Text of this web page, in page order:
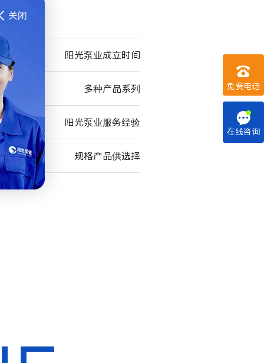
阳光泵业成立时间
多种产品系列
阳光泵业服务经验
规格产品供选择
关闭

免费电话

在线咨询